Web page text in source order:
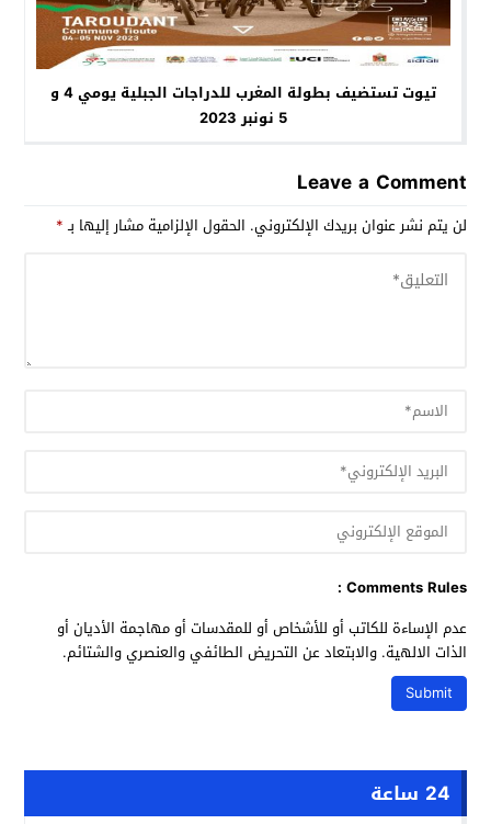
تيوت تستضيف بطولة المغرب للدراجات الجبلية يومي 4 و
5 نونبر 2023
Leave a Comment
لن يتم نشر عنوان بريدك الإلكتروني. الحقول الإلزامية مشار إليها بـ*
Comments Rules :
عدم الإساءة للكاتب أو للأشخاص أو للمقدسات أو مهاجمة الأديان أو
الذات الالهية. والابتعاد عن التحريض الطائفي والعنصري والشتائم.
24 ساعة